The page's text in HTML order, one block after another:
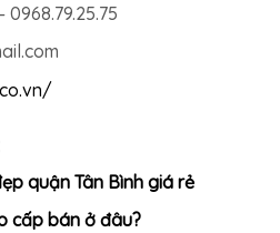
0968.79.25.75
quận Tân Bình giá rẻ
cấp bán ở đâu?